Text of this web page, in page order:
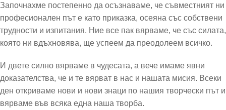
Започнахме постепенно да осъзнаваме, че съвместният ни
професионален път е като приказка, осеяна със собствени
трудности и изпитания. Ние все пак вярваме, че със силата,
която ни вдъхновява, ще успеем да преодолеем всичко.
И двете силно вярваме в чудесата, а вече имаме явни
доказателства, че и те вярват в нас и нашата мисия. Всеки
ден откриваме нови и нови знаци по нашия творчески път и
вярваме във всяка една наша творба.